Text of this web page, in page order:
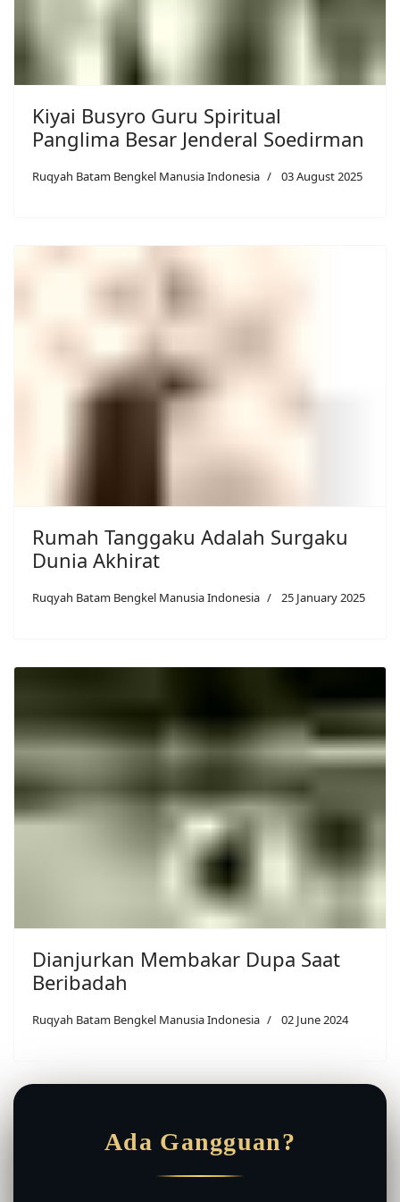
Kiyai Busyro Guru Spiritual
Panglima Besar Jenderal Soedirman
Ruqyah Batam Bengkel Manusia Indonesia 03 August 2025
Rumah Tanggaku Adalah Surgaku
Dunia Akhirat
Ruqyah Batam Bengkel Manusia Indonesia 25 January 2025
Dianjurkan Membakar Dupa Saat
Beribadah
Ruqyah Batam Bengkel Manusia Indonesia 02 June 2024
Ada Gangguan?